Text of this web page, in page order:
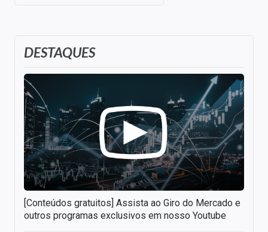
DESTAQUES
[Conteúdos gratuitos] Assista ao Giro do Mercado e
outros programas exclusivos em nosso Youtube